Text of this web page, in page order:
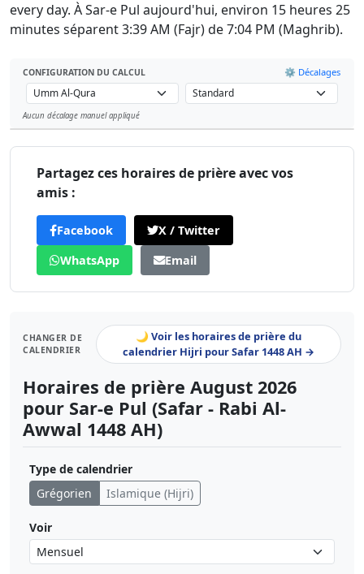
every day. À Sar-e Pul aujourd'hui, environ 15 heures 25
minutes séparent 3:39 AM (Fajr) de 7:04 PM (Maghrib).
CONFIGURATION DU CALCUL ⚙️ Décalages
Aucun décalage manuel appliqué
Partagez ces horaires de prière avec vos
amis :
Facebook
X / Twitter
WhatsApp
Email
CHANGER DE
CALENDRIER
🌙 Voir les horaires de prière du
calendrier Hijri pour Safar 1448 AH →
Horaires de prière August 2026
pour Sar-e Pul (Safar - Rabi Al-
Awwal 1448 AH)
Type de calendrier
Grégorien
Islamique (Hijri)
Voir